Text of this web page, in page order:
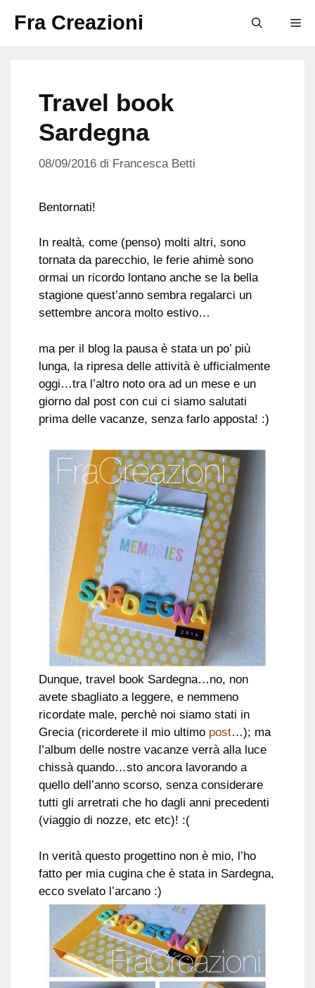
Fra Creazioni
Travel book
Sardegna
08/09/2016 di Francesca Betti
Bentornati!
In realtà, come (penso) molti altri, sono
tornata da parecchio, le ferie ahimè sono
ormai un ricordo lontano anche se la bella
stagione quest’anno sembra regalarci un
settembre ancora molto estivo…
ma per il blog la pausa è stata un po’ più
lunga, la ripresa delle attività è ufficialmente
oggi…tra l’altro noto ora ad un mese e un
giorno dal post con cui ci siamo salutati
prima delle vacanze, senza farlo apposta! :)
Dunque, travel book Sardegna…no, non
avete sbagliato a leggere, e nemmeno
ricordate male, perchè noi siamo stati in
Grecia (ricorderete il mio ultimo post…); ma
l’album delle nostre vacanze verrà alla luce
chissà quando…sto ancora lavorando a
quello dell’anno scorso, senza considerare
tutti gli arretrati che ho dagli anni precedenti
(viaggio di nozze, etc etc)! :(
In verità questo progettino non è mio, l’ho
fatto per mia cugina che è stata in Sardegna,
ecco svelato l’arcano :)